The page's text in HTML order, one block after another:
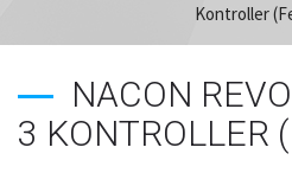
Kontroller
NACON
3 KONTROLLER